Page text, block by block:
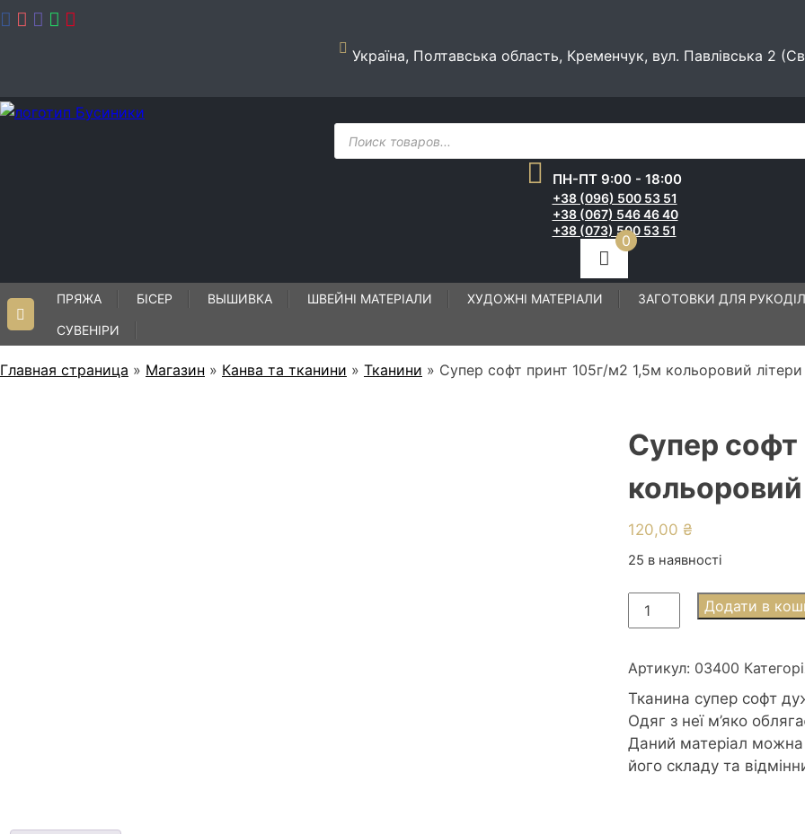
Skip
to
Україна, Полтавська область, Кременчук, вул. Павлівська 2
Пошук
товарів
ПН-ПТ 9:00 - 18:00
+38 (096) 500 53 51
+38 (067) 546 46 40
+38 (073) 500 53 51
0
ПРЯЖА БІСЕР ВЫШИВКА ШВЕЙНІ МАТЕРІАЛИ ХУДОЖНІ МАТЕРІАЛИ ЗАГОТОВКИ ДЛЯ
СУВЕНІРИ
Главная страница » Магазин » Канва та тканини » Тканини » Супер софт принт 105г/м2 1,5м кольоровий літери
Супер софт
кольоровий
120,00 ₴
25 в наявності
Супер
софт
105г/
м2
1,5м
кольоровий
літери
кількість
Додати в
Артикул: 03400
Тканина супер софт
Одяг з неї м’яко
Даний матеріал
його складу та